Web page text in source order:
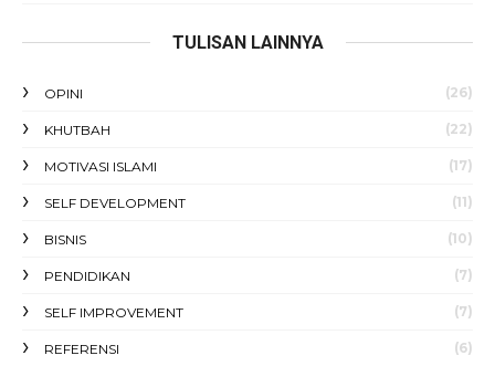
TULISAN LAINNYA
OPINI (26)
KHUTBAH (22)
MOTIVASI ISLAMI (17)
SELF DEVELOPMENT (11)
BISNIS (10)
PENDIDIKAN (7)
SELF IMPROVEMENT (7)
REFERENSI (6)